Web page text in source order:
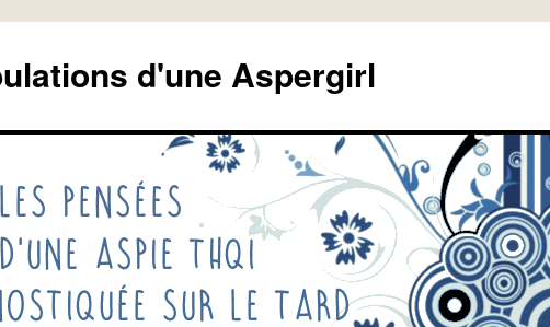
d'une Aspergirl